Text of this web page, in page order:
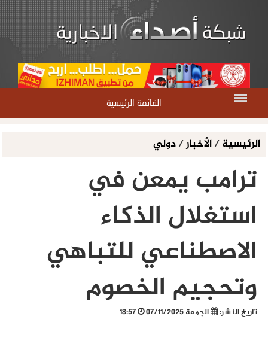
القائمة الرئيسية
الرئيسية/الأخبار/دولي
ترامب يمعن في
استغلال الذكاء
الاصطناعي للتباهي
وتحجيم الخصوم
تاريخ النشر: الجمعة 07/11/2025